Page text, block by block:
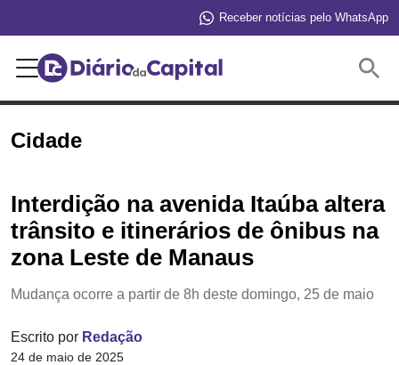
Receber notícias pelo WhatsApp
Cidade
Interdição na avenida Itaúba altera
trânsito e itinerários de ônibus na
zona Leste de Manaus
Mudança ocorre a partir de 8h deste domingo, 25 de maio
Escrito por Redação
24 de maio de 2025